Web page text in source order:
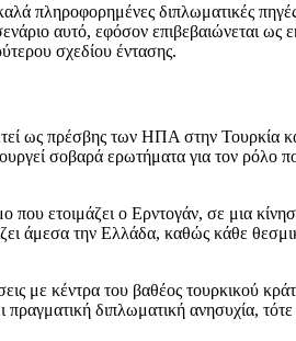
πληροφορημένες διπλωματικές
αυτό, εφόσον επιβεβαιώνεται ως
σχεδίου έντασης.
ως πρέσβης των ΗΠΑ στην Τουρκία
σοβαρά ερωτήματα για τον ρόλο
ετοιμάζει ο Ερντογάν, σε μια
άμεσα την Ελλάδα, καθώς κάθε
με κέντρα του βαθέος τουρκικού
διπλωματική ανησυχία,